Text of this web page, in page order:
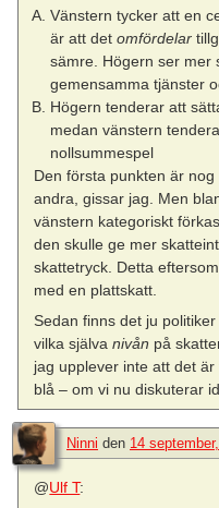
Vänstern tycker att en
är att det omfördelar
sämre. Högern ser mer
gemensamma tjänster
Högern tenderar att
medan vänstern
nollsummespel
Den första punkten är
andra, gissar jag. Men
vänstern kategoriskt
den skulle ge mer
skattetryck. Detta
med en plattskatt.
Sedan finns det ju
vilka självanivån på
jag upplever inte att det
blå – om vi nu diskuterar
Ninni den 14
@Ulf T: